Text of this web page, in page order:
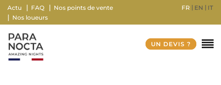
Actu FAQ
Nos points de vente
Nos loueurs
FR EN IT
UN DEVIS ?